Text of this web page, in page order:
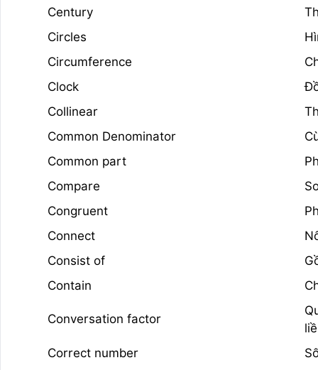
Century
Circles
Circumference
Clock
Collinear
Common Denominator
Common part
Compare
Congruent
Connect
Consist of
Contain
Conversation factor
Correct number